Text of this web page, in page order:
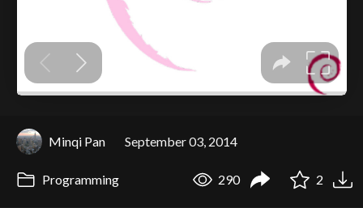
Minqi Pan September 03, 2014
Programming 290 2